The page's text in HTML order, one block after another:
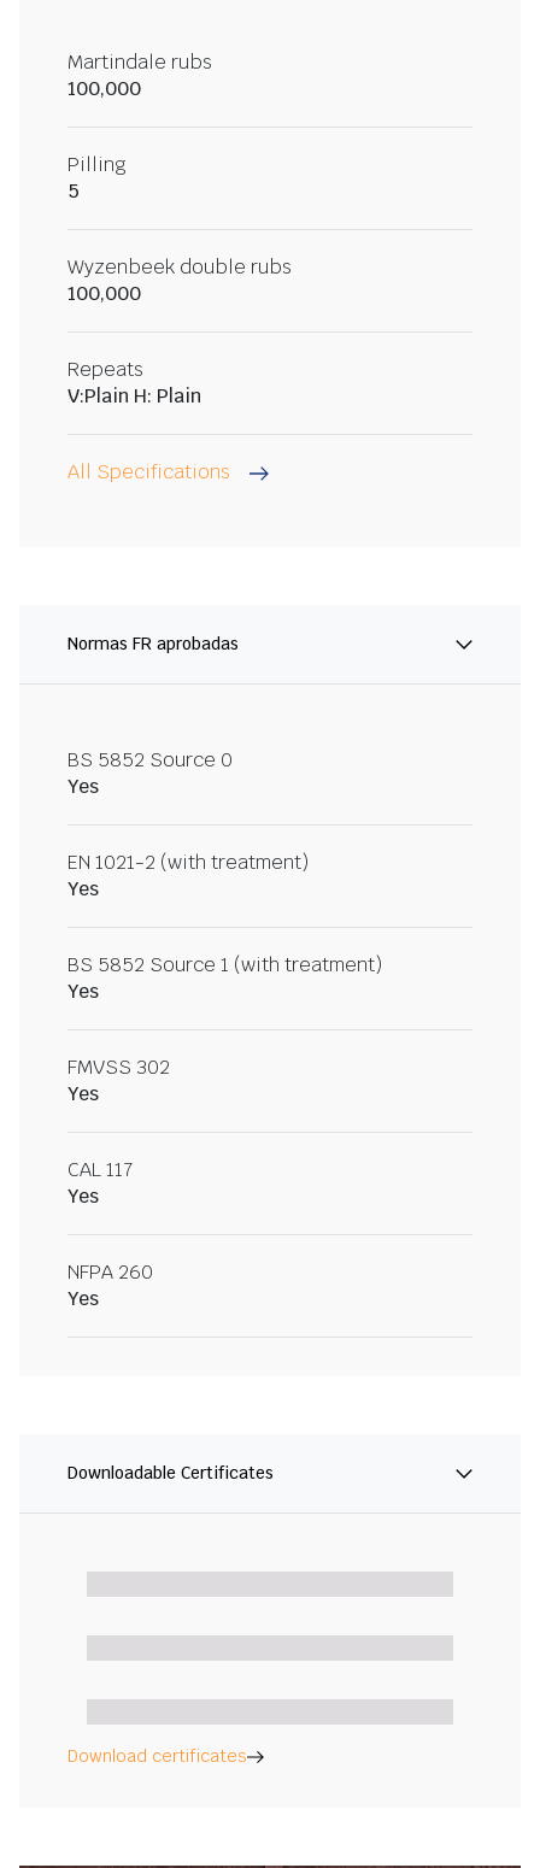
Martindale rubs
100,000
Pilling
5
Wyzenbeek double rubs
100,000
Repeats
V:Plain H: Plain
All Specifications
Normas FR aprobadas
BS 5852 Source 0
Yes
EN 1021-2 (with treatment)
Yes
BS 5852 Source 1 (with treatment)
Yes
FMVSS 302
Yes
CAL 117
Yes
NFPA 260
Yes
Downloadable Certificates
Download certificates